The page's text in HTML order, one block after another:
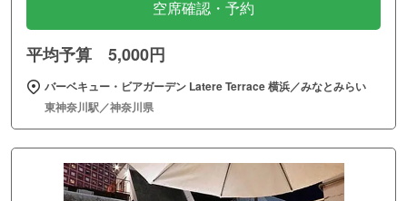
空席確認・予約
平均予算 5,000円
バーベキュー・ビアガーデン Latere Terrace 横浜／みなとみらい
東神奈川駅／神奈川県